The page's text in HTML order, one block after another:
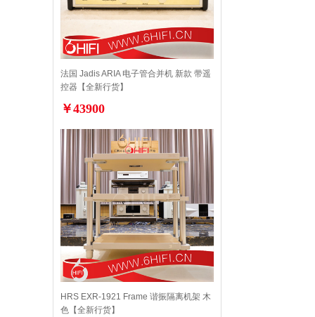
法国 Jadis ARIA 电子管合并机 新款 带遥
控器【全新行货】
￥43900
HRS EXR-1921 Frame 谐振隔离机架 木
色【全新行货】